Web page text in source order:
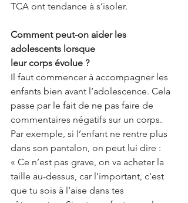
TCA ont tendance à s’isoler.
Comment peut-on aider les
adolescents lorsque
leur corps évolue ?
Il faut commencer à accompagner les
enfants bien avant l’adolescence. Cela
passe par le fait de ne pas faire de
commentaires négatifs sur un corps.
Par exemple, si l’enfant ne rentre plus
dans son pantalon, on peut lui dire :
« Ce n’est pas grave, on va acheter la
taille au-dessus, car l’important, c’est
que tu sois à l’aise dans tes